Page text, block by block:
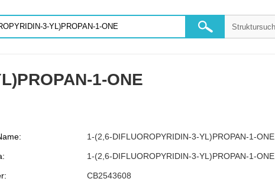
1-ONE
1-(2,6-DIFLUOROPYRIDIN-3-YL)PROPAN-1-ONE
1-(2,6-DIFLUOROPYRIDIN-3-YL)PROPAN-1-ONE
CB2543608